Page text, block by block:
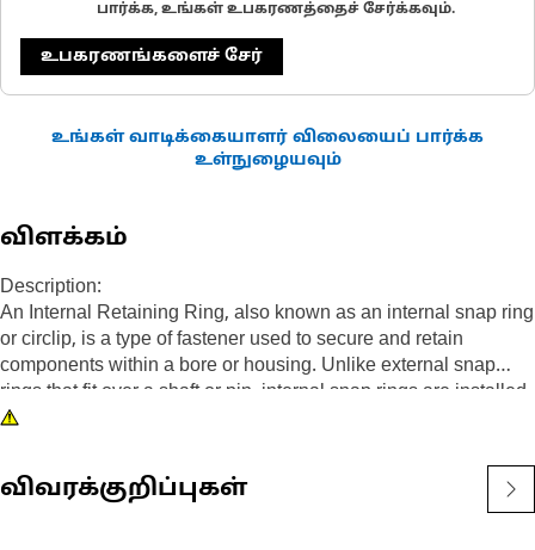
பார்க்க, உங்கள் உபகரணத்தைச் சேர்க்கவும்.
உபகரணங்களைச் சேர்
உங்கள் வாடிக்கையாளர் விலையைப் பார்க்க
உள்நுழையவும்
விளக்கம்
Description:
An Internal Retaining Ring, also known as an internal snap ring
or circlip, is a type of fastener used to secure and retain
components within a bore or housing. Unlike external snap
rings that fit over a shaft or pin, internal snap rings are installed
inside a bore or groove to hold components in place. The main
displacement of components within a bore or housing. It acts as
a retaining device, holding components such as bearings,
விவரக்குறிப்புகள்